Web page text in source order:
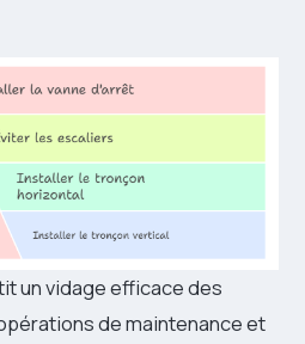
un vidage efficace des
de maintenance et